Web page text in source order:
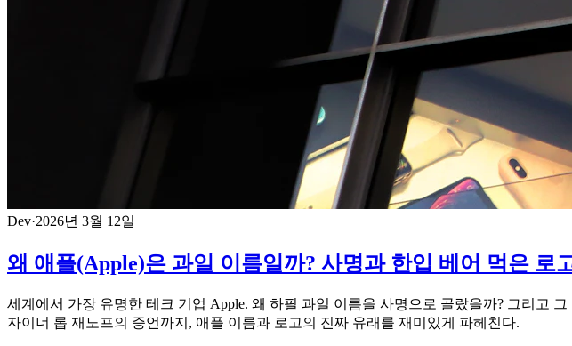
Dev·2026년 3월 12일
왜 애플(Apple)은 과일 이름일까? 사명과 한입 베어 먹은 로
세계에서 가장 유명한 테크 기업 Apple. 왜 하필 과일 이름을 사명으로 골랐을까? 그리고
자이너 롭 재노프의 증언까지, 애플 이름과 로고의 진짜 유래를 재미있게 파헤친다.